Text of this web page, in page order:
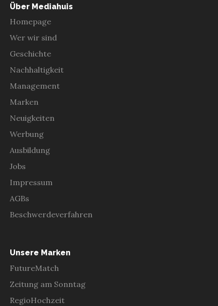
Über Mediahuis
Homepage
Wer wir sind
Geschichte
Nachhaltigkeit
Management
Marken
Neuigkeiten
Werbung
Ausbildung
Jobs
Impressum
AGBs
Beschwerdeverfahren
Unsere Marken
FutureMatch
Zeitung am Sonntag
RegioHochzeit